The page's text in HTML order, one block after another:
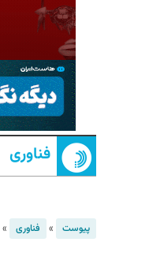
فناوری
پیوست » فناوری »